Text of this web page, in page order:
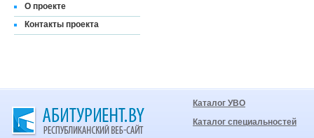
О проекте
Контакты проекта
Каталог УВО
Каталог специальностей